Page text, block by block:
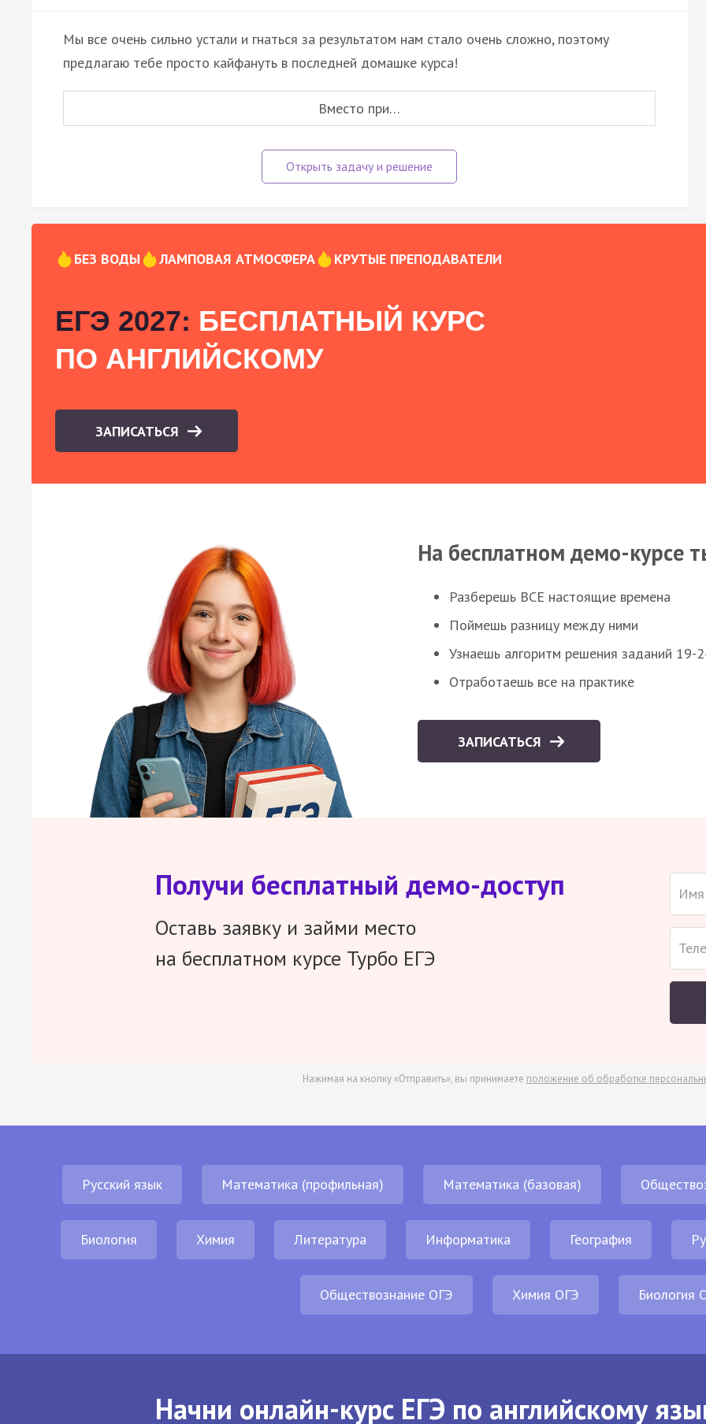
Мы все очень сильно устали и гнаться за результатом нам стало очень сложно, поэтому
предлагаю тебе просто кайфануть в последней домашке курса!
Вместо при…
БЕЗ ВОДЫ ЛАМПОВАЯ АТМОСФЕРА КРУТЫЕ ПРЕПОДАВАТЕЛИ
ЕГЭ 2027: БЕСПЛАТНЫЙ КУРС
ПО АНГЛИЙСКОМУ
ЗАПИСАТЬСЯ
На бесплатном демо-курсе
Разберешь ВСЕ настоящие времена
Поймешь разницу между ними
Узнаешь алгоритм решения заданий 19-
Отработаешь все на практике
ЗАПИСАТЬСЯ
Получи бесплатный демо-доступ
Оставь заявку и займи место
на бесплатном курсе Турбо ЕГЭ
Нажимая на кнопку «Отправить», вы принимаете положение об обработке
Русский язык Математика (профильная) Математика (базовая)
Биология Химия Литература Информатика География
Обществознание ОГЭ Химия ОГЭ Биология
Начни онлайн-курс ЕГЭ по английскому